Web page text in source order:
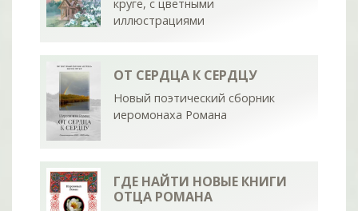
круге, с цветными
иллюстрациями
ОТ СЕРДЦА К СЕРДЦУ
Новый поэтический сборник
иеромонаха Романа
ГДЕ НАЙТИ НОВЫЕ КНИГИ
ОТЦА РОМАНА